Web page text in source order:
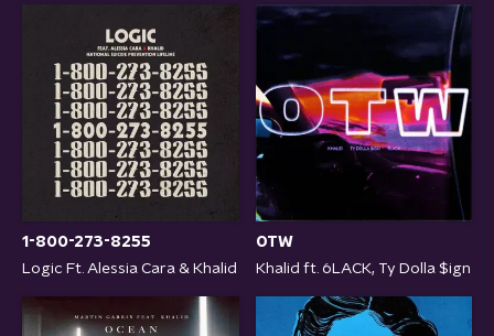
1-800-273-8255
Logic Ft. Alessia Cara & Khalid
OTW
Khalid ft. 6LACK, Ty Dolla $ign